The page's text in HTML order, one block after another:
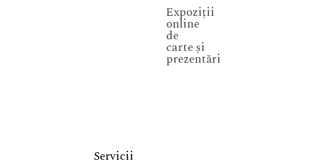
Expoziții
online
de
carte și
prezentări
Servicii